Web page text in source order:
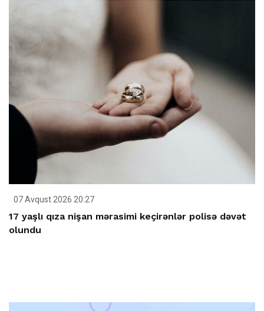
07 Avqust 2026 20:27
17 yaşlı qıza nişan mərasimi keçirənlər polisə dəvət
olundu